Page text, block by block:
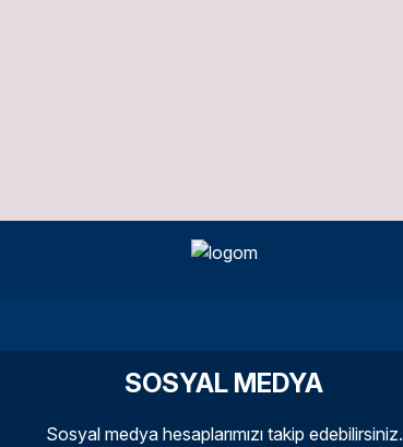
SOSYAL MEDYA
Sosyal medya hesaplarımızı takip edebilirsiniz.